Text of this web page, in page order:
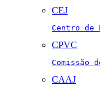
CEJ
Centro
CPVC
Comissão
CAAJ